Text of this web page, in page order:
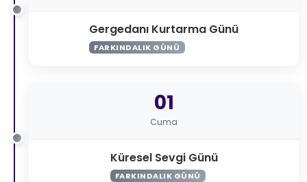
Gergedanı Kurtarma Günü
FARKINDALIK GÜNÜ
01
Cuma
Küresel Sevgi Günü
FARKINDALIK GÜNÜ